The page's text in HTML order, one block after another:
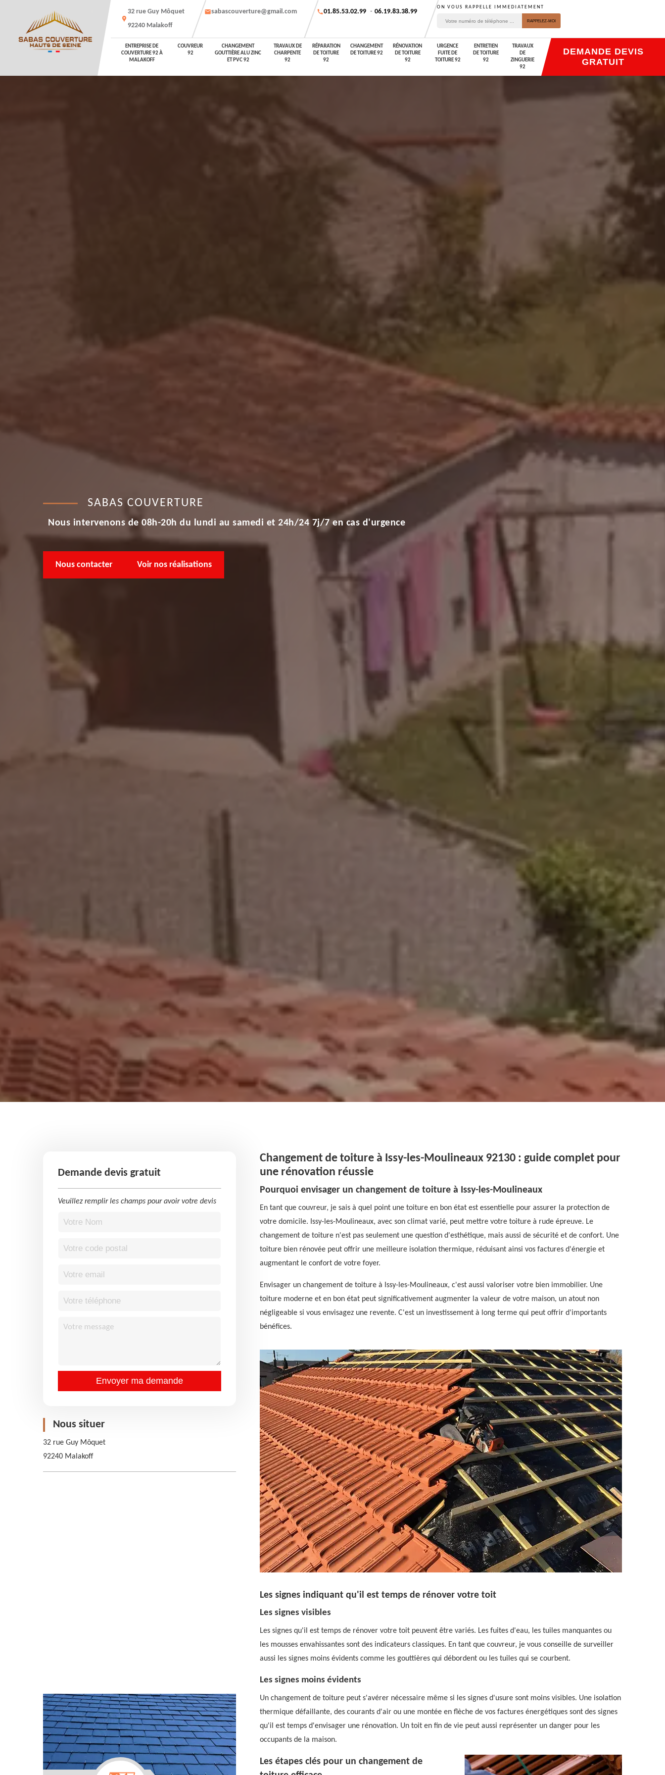
32 rue Guy Môquet
92240 Malakoff
sabascouverture@gmail.com 01.85.53.02.99 - 06.19.83.38.99
ON VOUS RAPPELLE IMMEDIATEMENT
ENTREPRISE DE
COUVERTURE 92 À
MALAKOFF
COUVREUR
92
CHANGEMENT
GOUTTIÈRE ALU ZINC
ET PVC 92
TRAVAUX DE
CHARPENTE
92
RÉPARATION
DE TOITURE
92
CHANGEMENT
DE TOITURE 92
RÉNOVATION
DE TOITURE
92
URGENCE
FUITE DE
TOITURE 92
ENTRETIEN
DE TOITURE
92
TRAVAUX
DE
ZINGUERIE
92
DEMANDE DEVIS
GRATUIT
SABAS COUVERTURE
Nous intervenons de 08h-20h du lundi au samedi et 24h/24 7j/7 en cas d'urgence
Nous contacter Voir nos réalisations
Demande devis gratuit
Veuillez remplir les champs pour avoir votre devis
Nous situer
32 rue Guy Môquet
92240 Malakoff
Changement de toiture à Issy-les-Moulineaux 92130 : guide complet pour
une rénovation réussie
Pourquoi envisager un changement de toiture à Issy-les-Moulineaux
En tant que couvreur, je sais à quel point une toiture en bon état est essentielle pour assurer la protection de
votre domicile. Issy-les-Moulineaux, avec son climat varié, peut mettre votre toiture à rude épreuve. Le
changement de toiture n'est pas seulement une question d'esthétique, mais aussi de sécurité et de confort. Une
toiture bien rénovée peut offrir une meilleure isolation thermique, réduisant ainsi vos factures d'énergie et
augmentant le confort de votre foyer.
Envisager un changement de toiture à Issy-les-Moulineaux, c'est aussi valoriser votre bien immobilier. Une
toiture moderne et en bon état peut significativement augmenter la valeur de votre maison, un atout non
négligeable si vous envisagez une revente. C'est un investissement à long terme qui peut offrir d'importants
bénéfices.
Les signes indiquant qu'il est temps de rénover votre toit
Les signes visibles
Les signes qu'il est temps de rénover votre toit peuvent être variés. Les fuites d'eau, les tuiles manquantes ou
les mousses envahissantes sont des indicateurs classiques. En tant que couvreur, je vous conseille de surveiller
aussi les signes moins évidents comme les gouttières qui débordent ou les tuiles qui se courbent.
Les signes moins évidents
Un changement de toiture peut s'avérer nécessaire même si les signes d'usure sont moins visibles. Une isolation
thermique défaillante, des courants d'air ou une montée en flèche de vos factures énergétiques sont des signes
qu'il est temps d'envisager une rénovation. Un toit en fin de vie peut aussi représenter un danger pour les
occupants de la maison.
Les étapes clés pour un changement de